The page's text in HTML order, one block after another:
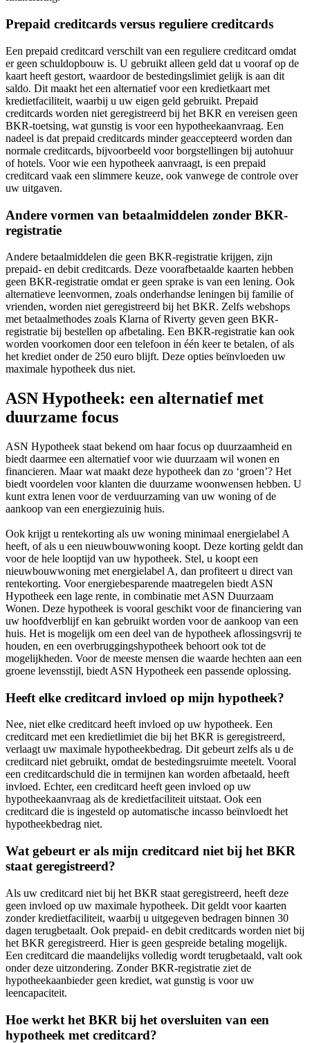
Prepaid creditcards versus reguliere creditcards
Een prepaid creditcard verschilt van een reguliere creditcard omdat
er geen schuldopbouw is. U gebruikt alleen geld dat u vooraf op de
kaart heeft gestort, waardoor de bestedingslimiet gelijk is aan dit
saldo. Dit maakt het een alternatief voor een kredietkaart met
kredietfaciliteit, waarbij u uw eigen geld gebruikt. Prepaid
creditcards worden niet geregistreerd bij het BKR en vereisen geen
BKR-toetsing, wat gunstig is voor een hypotheekaanvraag. Een
nadeel is dat prepaid creditcards minder geaccepteerd worden dan
normale creditcards, bijvoorbeeld voor borgstellingen bij autohuur
of hotels. Voor wie een hypotheek aanvraagt, is een prepaid
creditcard vaak een slimmere keuze, ook vanwege de controle over
uw uitgaven.
Andere vormen van betaalmiddelen zonder BKR-
registratie
Andere betaalmiddelen die geen BKR-registratie krijgen, zijn
prepaid- en debit creditcards. Deze voorafbetaalde kaarten hebben
geen BKR-registratie omdat er geen sprake is van een lening. Ook
alternatieve leenvormen, zoals onderhandse leningen bij familie of
vrienden, worden niet geregistreerd bij het BKR. Zelfs webshops
met betaalmethodes zoals Klarna of Riverty geven geen BKR-
registratie bij bestellen op afbetaling. Een BKR-registratie kan ook
worden voorkomen door een telefoon in één keer te betalen, of als
het krediet onder de 250 euro blijft. Deze opties beïnvloeden uw
maximale hypotheek dus niet.
ASN Hypotheek: een alternatief met
duurzame focus
ASN Hypotheek staat bekend om haar focus op duurzaamheid en
biedt daarmee een alternatief voor wie duurzaam wil wonen en
financieren. Maar wat maakt deze hypotheek dan zo ‘groen’? Het
biedt voordelen voor klanten die duurzame woonwensen hebben. U
kunt extra lenen voor de verduurzaming van uw woning of de
aankoop van een energiezuinig huis.
Ook krijgt u rentekorting als uw woning minimaal energielabel A
heeft, of als u een nieuwbouwwoning koopt. Deze korting geldt dan
voor de hele looptijd van uw hypotheek. Stel, u koopt een
nieuwbouwwoning met energielabel A, dan profiteert u direct van
rentekorting. Voor energiebesparende maatregelen biedt ASN
Hypotheek een lage rente, in combinatie met ASN Duurzaam
Wonen. Deze hypotheek is vooral geschikt voor de financiering van
uw hoofdverblijf en kan gebruikt worden voor de aankoop van een
huis. Het is mogelijk om een deel van de hypotheek aflossingsvrij te
houden, en een overbruggingshypotheek behoort ook tot de
mogelijkheden. Voor de meeste mensen die waarde hechten aan een
groene levensstijl, biedt ASN Hypotheek een passende oplossing.
Heeft elke creditcard invloed op mijn hypotheek?
Nee, niet elke creditcard heeft invloed op uw hypotheek. Een
creditcard met een kredietlimiet die bij het BKR is geregistreerd,
verlaagt uw maximale hypotheekbedrag. Dit gebeurt zelfs als u de
creditcard niet gebruikt, omdat de bestedingsruimte meetelt. Vooral
een creditcardschuld die in termijnen kan worden afbetaald, heeft
invloed. Echter, een creditcard heeft geen invloed op uw
hypotheekaanvraag als de kredietfaciliteit uitstaat. Ook een
creditcard die is ingesteld op automatische incasso beïnvloedt het
hypotheekbedrag niet.
Wat gebeurt er als mijn creditcard niet bij het BKR
staat geregistreerd?
Als uw creditcard niet bij het BKR staat geregistreerd, heeft deze
geen invloed op uw maximale hypotheek. Dit geldt voor kaarten
zonder kredietfaciliteit, waarbij u uitgegeven bedragen binnen 30
dagen terugbetaalt. Ook prepaid- en debit creditcards worden niet bij
het BKR geregistreerd. Hier is geen gespreide betaling mogelijk.
Een creditcard die maandelijks volledig wordt terugbetaald, valt ook
onder deze uitzondering. Zonder BKR-registratie ziet de
hypotheekaanbieder geen krediet, wat gunstig is voor uw
leencapaciteit.
Hoe werkt het BKR bij het oversluiten van een
hypotheek met creditcard?